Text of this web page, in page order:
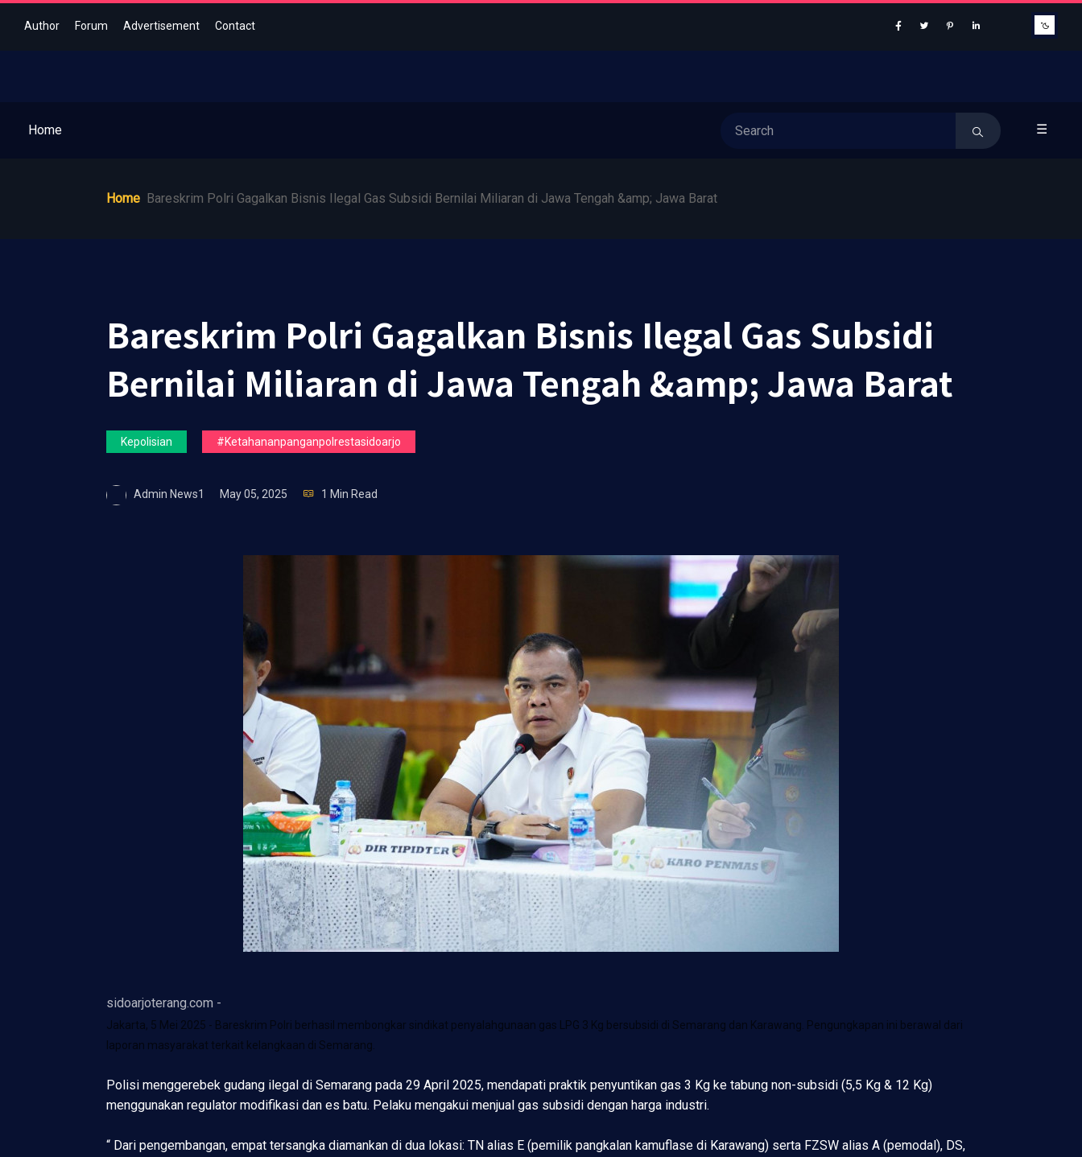
Author Forum Advertisement Contact
Home ☰
Home Bareskrim Polri Gagalkan Bisnis Ilegal Gas Subsidi Bernilai Miliaran di Jawa Tengah &amp; Jawa Barat
Bareskrim Polri Gagalkan Bisnis Ilegal Gas Subsidi
Bernilai Miliaran di Jawa Tengah &amp; Jawa Barat
Kepolisian #ketahananpanganpolrestasidoarjo
Admin News1 May 05, 2025 1 Min Read
sidoarjoterang.com -
Jakarta, 5 Mei 2025 - Bareskrim Polri berhasil membongkar sindikat penyalahgunaan gas LPG 3 Kg bersubsidi di Semarang dan Karawang. Pengungkapan ini berawal dari
laporan masyarakat terkait kelangkaan di Semarang.
Polisi menggerebek gudang ilegal di Semarang pada 29 April 2025, mendapati praktik penyuntikan gas 3 Kg ke tabung non-subsidi (5,5 Kg & 12 Kg)
menggunakan regulator modifikasi dan es batu. Pelaku mengakui menjual gas subsidi dengan harga industri.
“ Dari pengembangan, empat tersangka diamankan di dua lokasi: TN alias E (pemilik pangkalan kamuflase di Karawang) serta FZSW alias A (pemodal), DS,